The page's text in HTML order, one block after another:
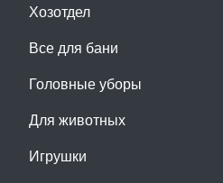
Хозотдел
Все для бани
Головные уборы
Для животных
Игрушки